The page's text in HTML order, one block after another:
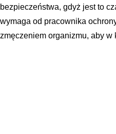
bezpieczeństwa, gdyż jest to
wymaga od pracownika
zmęczeniem organizmu, aby w